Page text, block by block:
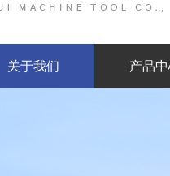
关于我们 产品